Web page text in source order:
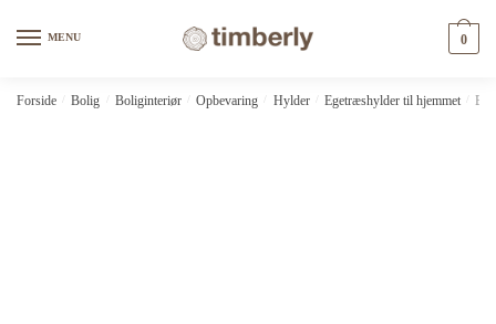
MENU 0
Forside Bolig Boliginteriør Opbevaring Hylder Egetræshylder til hjemmet